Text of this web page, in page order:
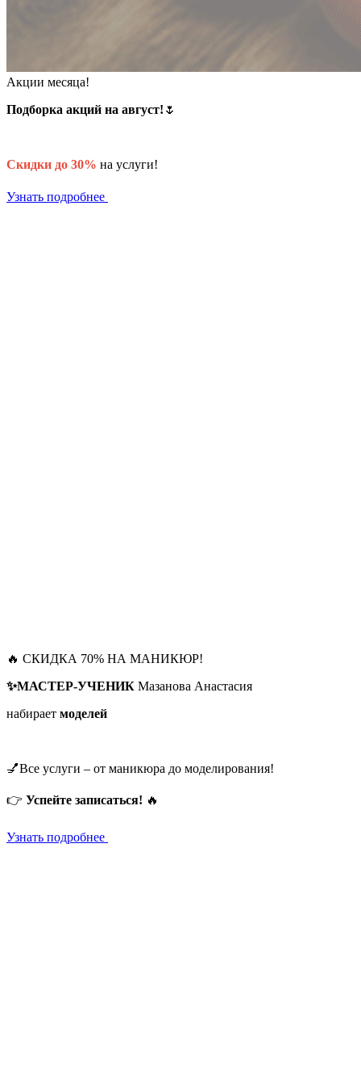
Акции месяца!
Подборка акций на август! 🌷
Скидки до 30% на услуги!
Узнать подробнее
🔥 СКИДКА 70% НА МАНИКЮР!
✨МАСТЕР-УЧЕНИК Мазанова Анастасия
набирает моделей
💅Все услуги – от маникюра до моделирования!
👉 Успейте записаться! 🔥
Узнать подробнее